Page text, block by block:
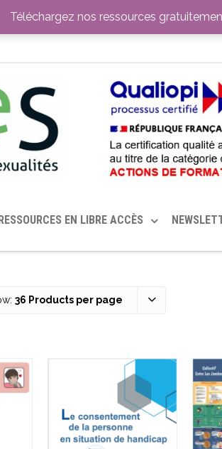
PAR LE CERHES® FRANCE OUTILS EN
EN LIBRE ACCÈS
36 Products per page
Téléchargez nos ressources